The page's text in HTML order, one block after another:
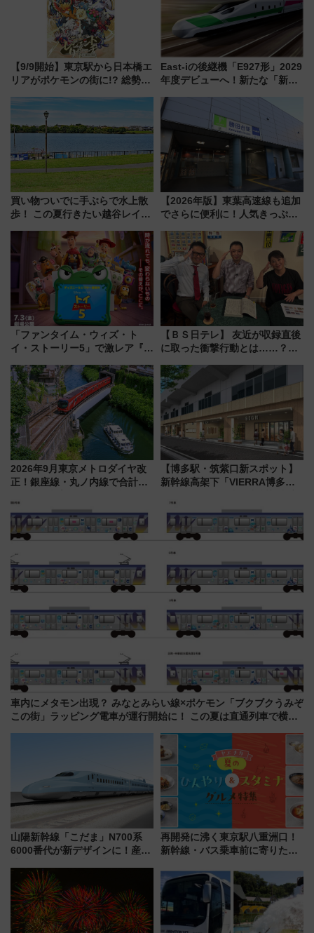
【9/9開始】東京駅から日本橋エ
リアがポケモンの街に!? 総勢
リサーチ」本格謎解き・グッズ
情報まとめ
East-iの後継機「E927形」2029
年度デビューへ！新たな「新幹
説【JR東日本】
買い物ついでに手ぶらで水上散
歩！ この夏行きたい越谷レイク
ア「LAKESIDE PARK」（埼玉
県越谷市）
【2026年版】東葉高速線も追加
でさらに便利に！人気きっぷ
今年も発売 秋・早春に千葉県を
巡るなら使い勝手・コスパ抜群
「ファンタイム・ウィズ・ト
イ・ストーリー5」で激レア『ロ
デコレーションも徹底解説
【ＢＳ日テレ】 友近が収録直後
に取った衝撃行動とは……？
で極上の夏祭り鉄道旅を放送
2026年9月東京メトロダイヤ改
正！銀座線・丸ノ内線で合計
【博多駅・筑紫口新スポット】
新幹線高架下「VIERRA博多テ
通り」も一新
車内にメタモン出現？ みなとみらい線×ポケモン「ブクブクうみぞ
この街」ラッピング電車が運行開始に！ この夏は直通列車で横浜
山陽新幹線「こだま」N700系
6000番代が新デザインに！産学
用は今冬から
再開発に沸く東京駅八重洲口！
新幹線・バス乗車前に寄りたい
やり＆スタミナグルメ」6選【新
店舗も！】